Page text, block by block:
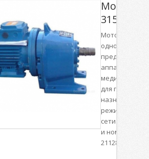
Мотор-
315, МР1-
Мотор-
аппаратов и
медицинской
для
назначения.
режима
сети
и
21128-83.